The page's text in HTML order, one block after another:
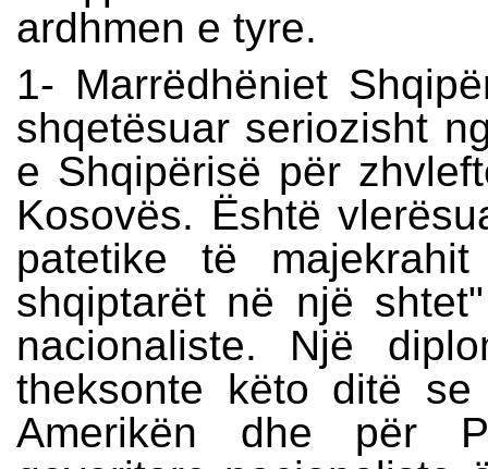
ardhmen e tyre.
1- Marrëdhëniet
shqetësuar seriozisht
e Shqipërisë për
Kosovës. Është
patetike të
shqiptarët në një
nacionaliste. Një
theksonte këto ditë
Amerikën dhe për